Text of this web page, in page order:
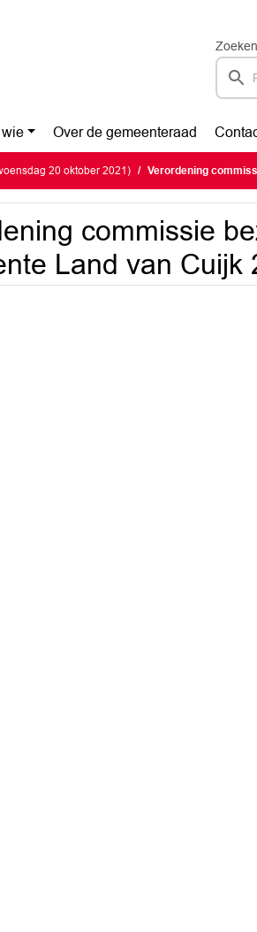
Zoeken
Over de gemeenteraad
20 oktober 2021) Verordening commissie
commissie
Land van Cuijk